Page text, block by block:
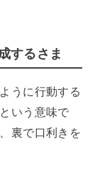
するさま
うに行動する
いう意味で
裏で口利きを